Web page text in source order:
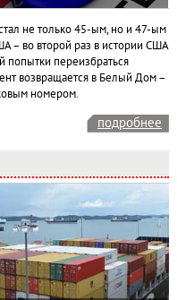
не только 45-ым, но и 47-ым
– во второй раз в истории США
попытки переизбраться
возвращается в Белый Дом –
номером.
подробнее